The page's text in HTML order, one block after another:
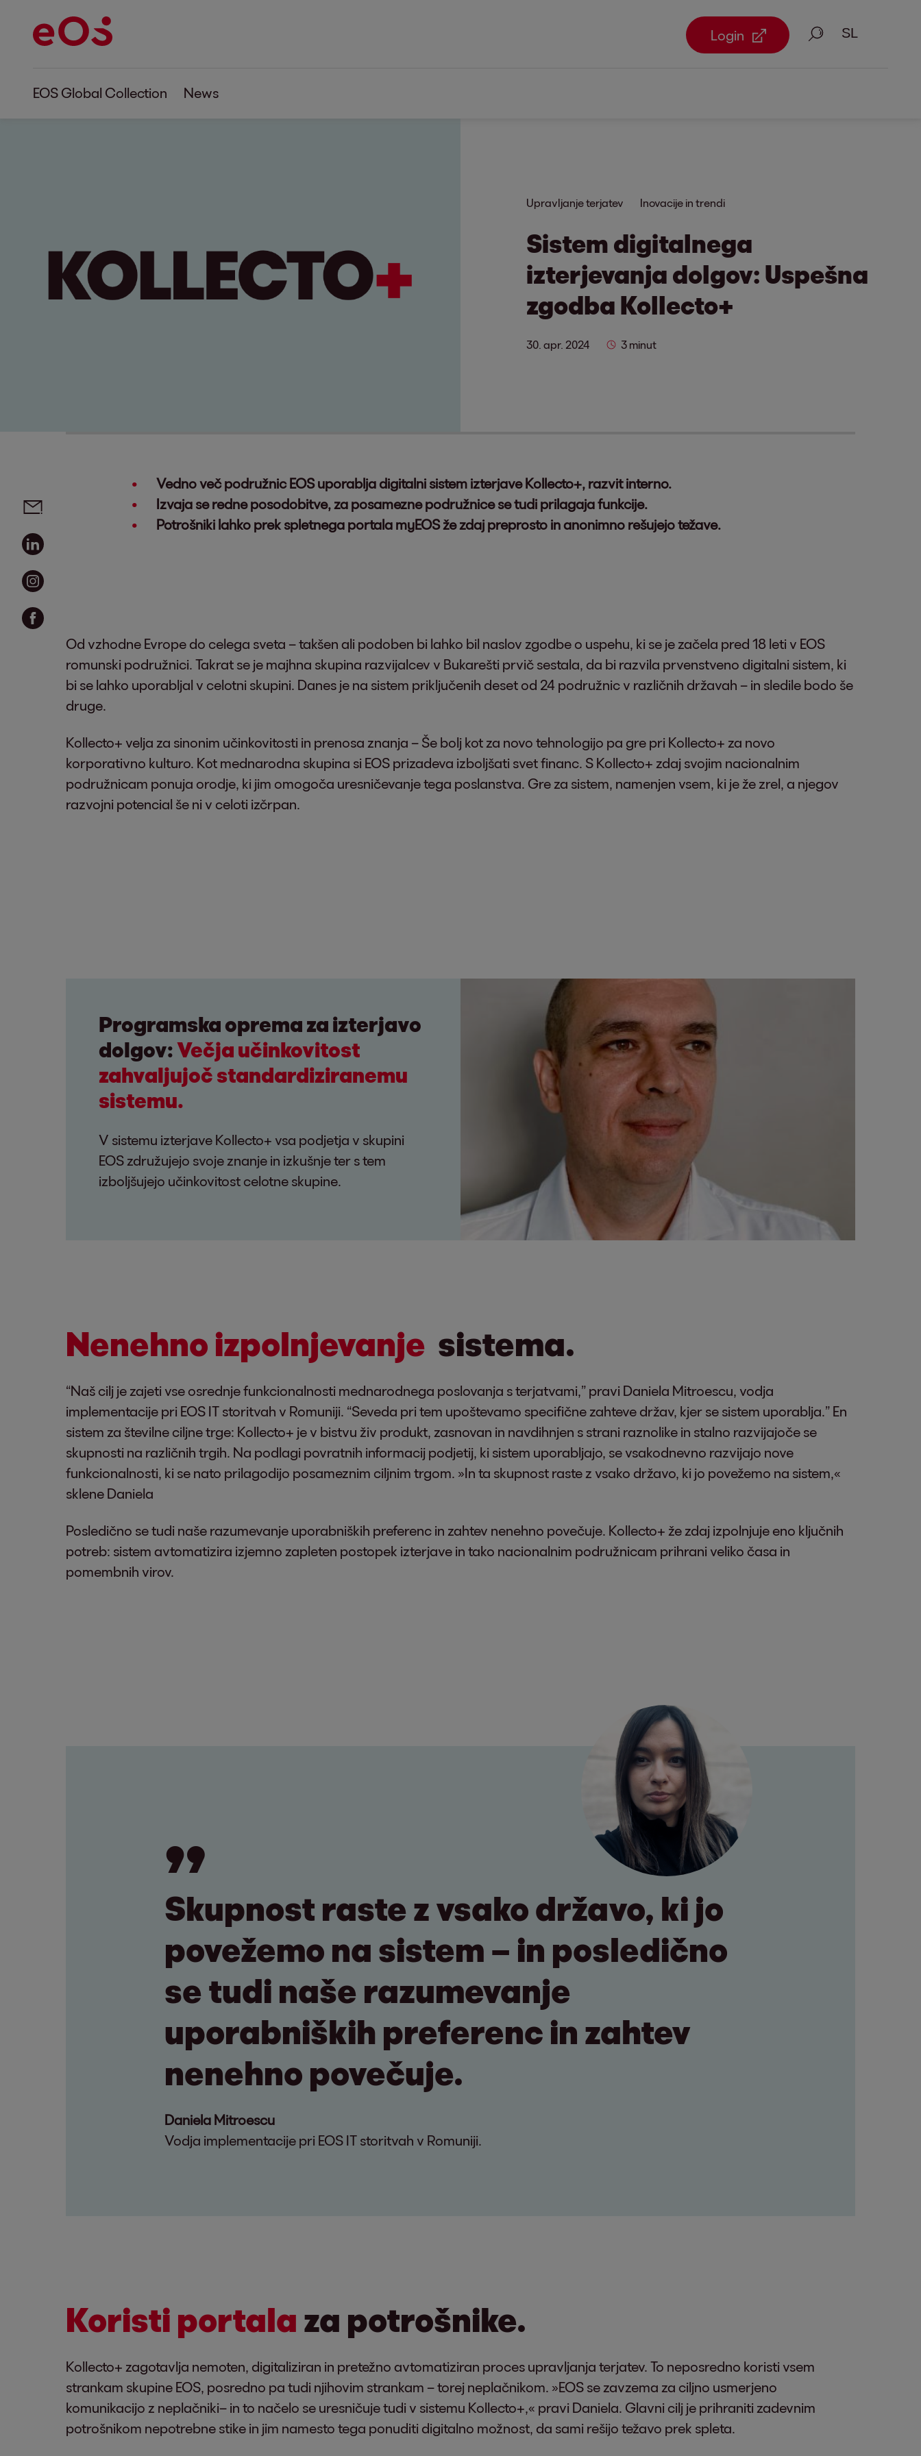
Login Iskanje
EOS Global Collection News
Upravljanje terjatev Inovacije in trendi
Sistem digitalnega
izterjevanja dolgov: Uspešna
zgodba Kollecto+
30. apr. 2024 3 minut
Vedno več podružnic EOS uporablja digitalni sistem izterjave Kollecto+, razvit interno.
Izvaja se redne posodobitve, za posamezne podružnice se tudi prilagaja funkcije.
Potrošniki lahko prek spletnega portala myEOS že zdaj preprosto in anonimno rešujejo težave.
Od vzhodne Evrope do celega sveta – takšen ali podoben bi lahko bil naslov zgodbe o uspehu, ki se je začela pred 18 leti v EOS
romunski podružnici. Takrat se je majhna skupina razvijalcev v Bukarešti prvič sestala, da bi razvila prvenstveno digitalni sistem, ki
bi se lahko uporabljal v celotni skupini. Danes je na sistem priključenih deset od 24 podružnic v različnih državah – in sledile bodo še
druge.
Kollecto+ velja za sinonim učinkovitosti in prenosa znanja – Še bolj kot za novo tehnologijo pa gre pri Kollecto+ za novo
korporativno kulturo. Kot mednarodna skupina si EOS prizadeva izboljšati svet financ. S Kollecto+ zdaj svojim nacionalnim
podružnicam ponuja orodje, ki jim omogoča uresničevanje tega poslanstva. Gre za sistem, namenjen vsem, ki je že zrel, a njegov
razvojni potencial še ni v celoti izčrpan.
Programska oprema za izterjavo
dolgov:Večja učinkovitost
zahvaljujoč standardiziranemu
sistemu.
V sistemu izterjave Kollecto+ vsa podjetja v skupini
EOS združujejo svoje znanje in izkušnje ter s tem
izboljšujejo učinkovitost celotne skupine.
Nenehno izpolnjevanje sistema.
“Naš cilj je zajeti vse osrednje funkcionalnosti mednarodnega poslovanja s terjatvami,” pravi Daniela Mitroescu, vodja
implementacije pri EOS IT storitvah v Romuniji. “Seveda pri tem upoštevamo specifične zahteve držav, kjer se sistem uporablja.” En
sistem za številne ciljne trge: Kollecto+ je v bistvu živ produkt, zasnovan in navdihnjen s strani raznolike in stalno razvijajoče se
skupnosti na različnih trgih. Na podlagi povratnih informacij podjetij, ki sistem uporabljajo, se vsakodnevno razvijajo nove
funkcionalnosti, ki se nato prilagodijo posameznim ciljnim trgom. »In ta skupnost raste z vsako državo, ki jo povežemo na sistem,«
sklene Daniela
Posledično se tudi naše razumevanje uporabniških preferenc in zahtev nenehno povečuje. Kollecto+ že zdaj izpolnjuje eno ključnih
potreb: sistem avtomatizira izjemno zapleten postopek izterjave in tako nacionalnim podružnicam prihrani veliko časa in
pomembnih virov.
Skupnost raste z vsako državo, ki jo
povežemo na sistem – in posledično
se tudi naše razumevanje
uporabniških preferenc in zahtev
nenehno povečuje.
Daniela Mitroescu
Vodja implementacije pri EOS IT storitvah v Romuniji.
Koristi portala za potrošnike.
Kollecto+ zagotavlja nemoten, digitaliziran in pretežno avtomatiziran proces upravljanja terjatev. To neposredno koristi vsem
strankam skupine EOS, posredno pa tudi njihovim strankam – torej neplačnikom. »EOS se zavzema za ciljno usmerjeno
komunikacijo z neplačniki– in to načelo se uresničuje tudi v sistemu Kollecto+,« pravi Daniela. Glavni cilj je prihraniti zadevnim
potrošnikom nepotrebne stike in jim namesto tega ponuditi digitalno možnost, da sami rešijo težavo prek spleta.
Social media links - share article